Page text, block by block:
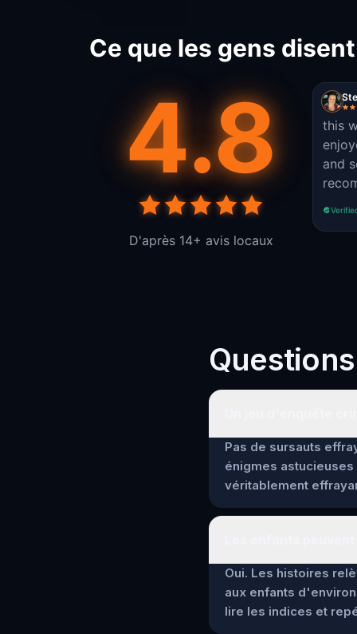
Ce que les gens
4.8
D'après 14+ avis locaux
this
and
Pas de sursauts
énigmes
véritablement
Oui. Les histoires
aux enfants
lire les indices et